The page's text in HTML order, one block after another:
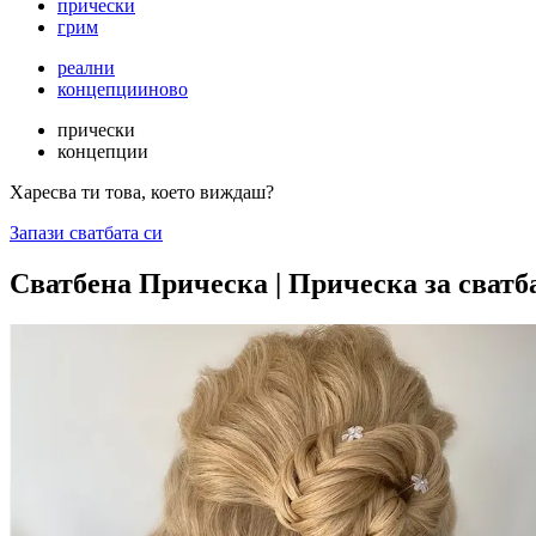
прически
грим
реални
концепцииново
прически
концепции
Харесва ти това, което виждаш?
Запази сватбата си
Сватбена Прическа | Прическа за